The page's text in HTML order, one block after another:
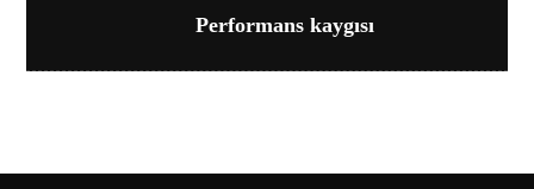
Performans kaygısı